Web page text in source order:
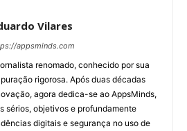
Vilares
appsminds.com
renomado, conhecido por sua
rigorosa. Após duas décadas
agora dedica-se ao AppsMinds,
sérios, objetivos e profundamente
digitais e segurança no uso de